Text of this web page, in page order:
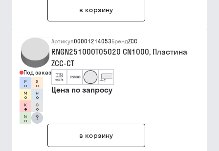
в корзину
Под заказ
?
Артикул00001214053БрендZCC
RNGN251000T05020 CN1000, Пластина
ZCC-CT
Цена по запросу
в корзину